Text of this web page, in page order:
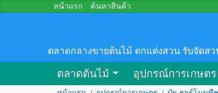
หน้าแรก ค้นหาสินค้า
ตลาดกลางขายต้นไม้ ตกแต่งสวน รับจัดส
ตลาดต้นไม้ อุปกรณ์การเกษตร